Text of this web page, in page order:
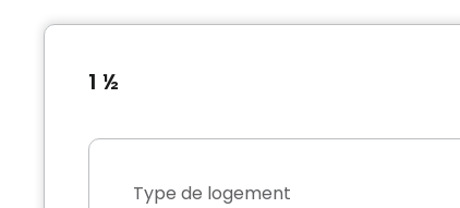
1 ½
Type de logement